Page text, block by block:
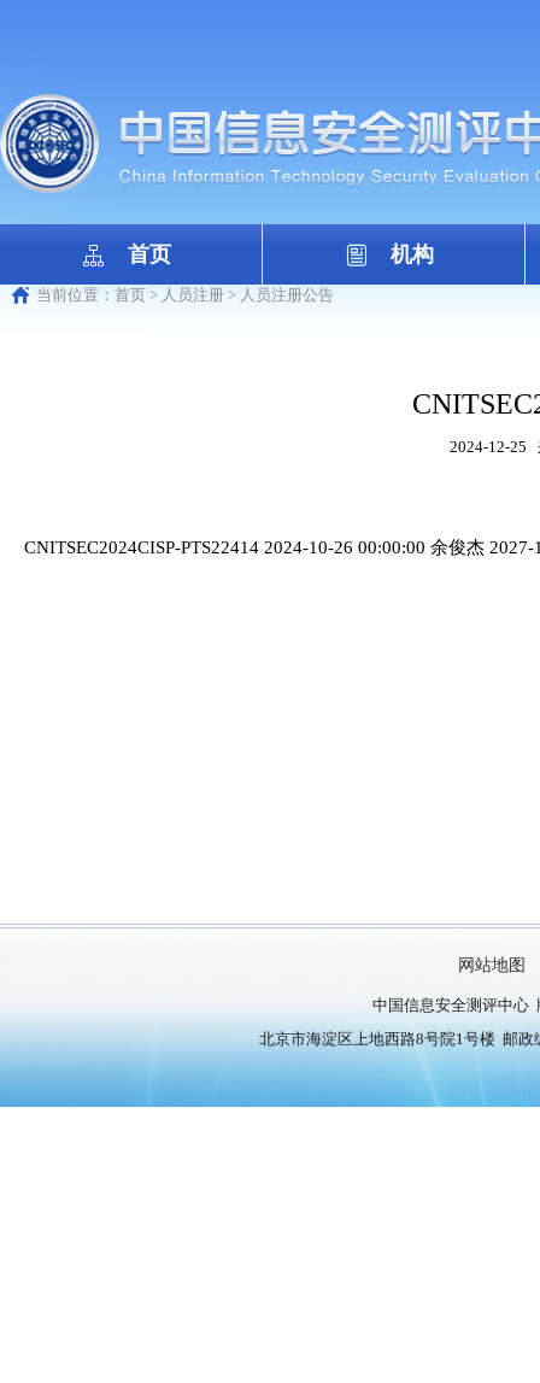
首页 机构
当前位置： 首页 > 人员注册 > 人员注册公告
2024-12-25
CNITSEC2024CISP-PTS22414 2024-10-26 00:00:00 余俊杰
网站地图
中国信息安全测评中心
北京市海淀区上地西路8号院1号楼 邮